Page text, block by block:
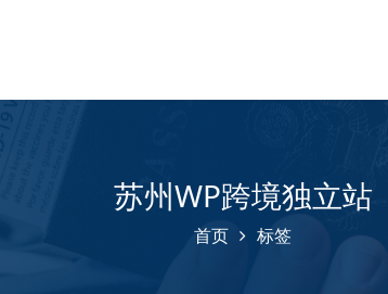
苏州WP跨境独立站
首页 标签